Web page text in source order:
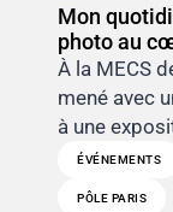
Mon
photo au
À la MECS
mené avec
à une
ÉVÉNEMENTS
PÔLE PARIS